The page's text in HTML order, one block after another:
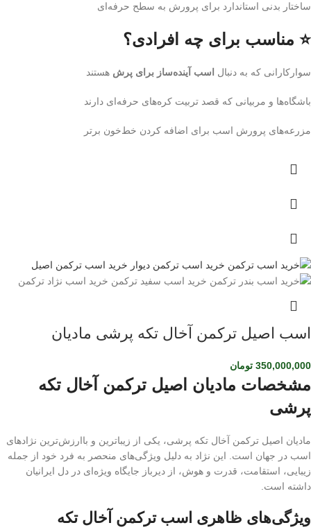
ساختار بدنی استاندارد برای پرورش به سطح حرفه‌ای
⭐ مناسب برای چه افرادی؟
سوارکارانی که به دنبال اسب آینده‌ساز برای پرش هستند
باشگاه‌ها و مربیانی که قصد تربیت کره‌های حرفه‌ای دارند
مزرعه‌های پرورش اسب برای اضافه کردن خط‌خون برتر
اسب اصیل ترکمن آخال تکه پرشی مادیان
350,000,000 تومان
مشخصات مادیان اصیل ترکمن آخال تکه
پرشی
مادیان اصیل ترکمن آخال تکه پرشی، یکی از زیباترین و باارزش‌ترین نژادهای
اسب در جهان است. این نژاد به دلیل ویژگی‌های منحصر به فرد خود از جمله
زیبایی، استقامت، قدرت و هوش، از دیرباز جایگاه ویژه‌ای در دل ایرانیان
داشته است.
ویژگی‌های ظاهری اسب ترکمن آخال تکه